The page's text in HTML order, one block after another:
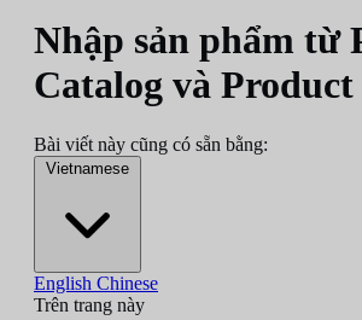
Nhập sản phẩm từ
Catalog và Product
Bài viết này cũng có sẵn bằng:
Vietnamese
English Chinese
Trên trang này